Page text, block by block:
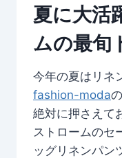
夏に大活
ムの最旬
今年の夏はリネ
fashion-moda
絶対に押さえて
ストロームのセ
ッグリネンパン